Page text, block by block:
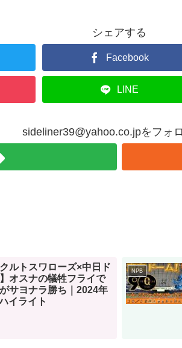
シェアする
Facebook
LINE
sideliner39@yahoo.co.jpをフォ
クルトスワローズ×中日ド
オスナの犠牲フライで
サヨナラ勝ち｜2024年
イライト
NPB